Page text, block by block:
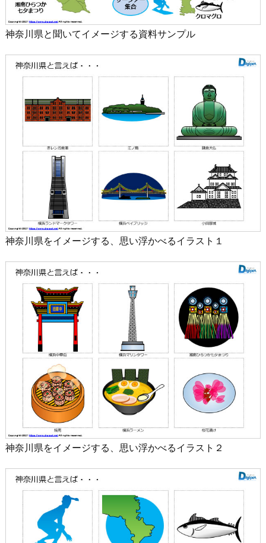
神奈川県と聞いてイメージする資料サンプル
神奈川県をイメージする、思い浮かべるイラスト１
神奈川県をイメージする、思い浮かべるイラスト２